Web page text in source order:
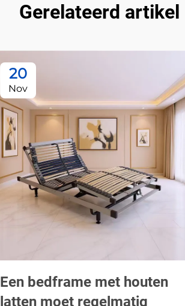
Gerelateerd artikel
20
Nov
Een bedframe met houten
latten moet regelmatig